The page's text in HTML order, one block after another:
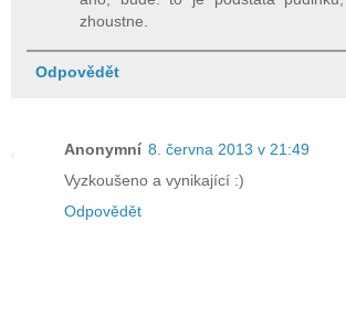
zhoustne.
Odpovědět
Anonymní 8. června 2013 v 21:49
Vyzkoušeno a vynikající :)
Odpovědět